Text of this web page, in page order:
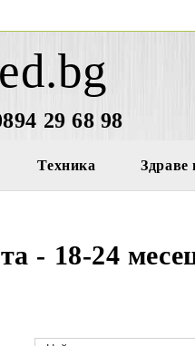
29 68 98
Техника Здраве
- 18-24